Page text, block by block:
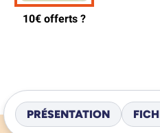
PRÉSENTATION